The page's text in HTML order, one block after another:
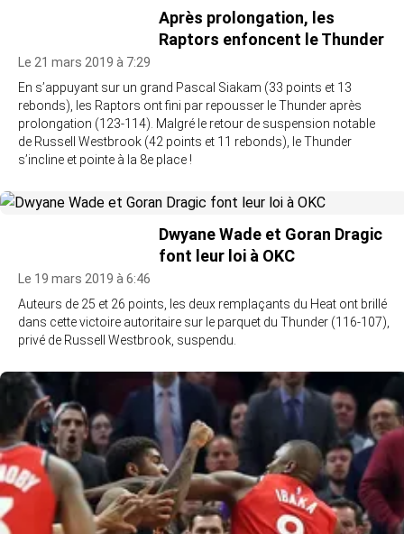
Après prolongation, les
Raptors enfoncent le Thunder
Le 21 mars 2019 à 7:29
En s’appuyant sur un grand Pascal Siakam (33 points et 13
rebonds), les Raptors ont fini par repousser le Thunder après
prolongation (123-114). Malgré le retour de suspension notable
de Russell Westbrook (42 points et 11 rebonds), le Thunder
s’incline et pointe à la 8e place !
Dwyane Wade et Goran Dragic
font leur loi à OKC
Le 19 mars 2019 à 6:46
Auteurs de 25 et 26 points, les deux remplaçants du Heat ont brillé
dans cette victoire autoritaire sur le parquet du Thunder (116-107),
privé de Russell Westbrook, suspendu.